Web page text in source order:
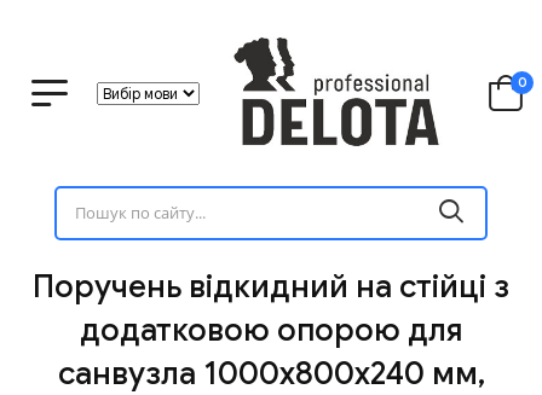
0
Поручень відкидний на стійці з
додатковою опорою для
санвузла 1000х800х240 мм,